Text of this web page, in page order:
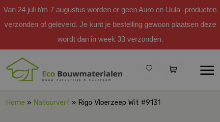
Van 24 juli t/m 7 augustus worden er geen Auro en Uula -producten
verzonden of geleverd. Je kunt je bestelling gewoon plaatsen deze
wordt dan in week 33 verzonden.
Home » Natuurverf » Rigo Vloerzeep Wit #9131